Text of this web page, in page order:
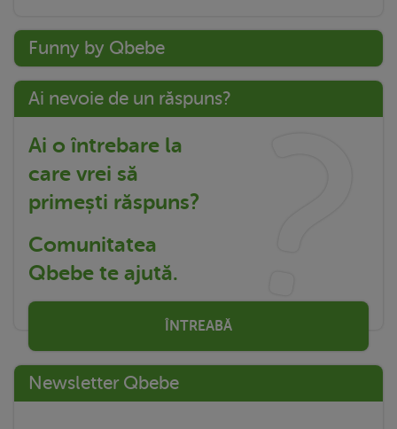
Funny by Qbebe
Ai nevoie de un răspuns?
Ai o întrebare la
care vrei să
primești răspuns?
Comunitatea
Qbebe te ajută.
ÎNTREABĂ
Newsletter Qbebe